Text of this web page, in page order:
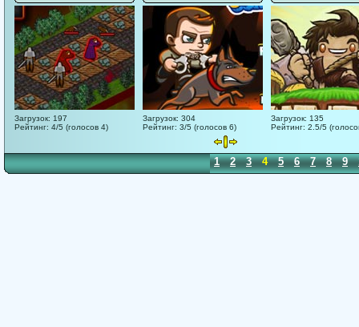
Загрузок: 197
Рейтинг: 4/5 (голосов 4)
Загрузок: 304
Рейтинг: 3/5 (голосов 6)
Загрузок: 135
Рейтинг: 2.5/5
1 2 3 4 5 6 7 8 9